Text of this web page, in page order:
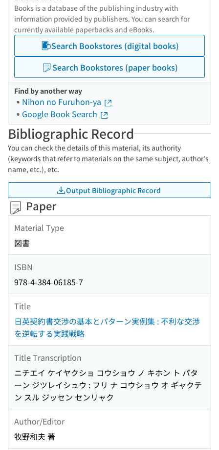
Books is a database of the publishing industry with
information provided by publishers. You can search for
currently available paperbacks and eBooks.
Search Bookstores (digital books)
Search Bookstores (paper books)
Find by another way
Nihon no Furuhon-ya
Google Book Search
Bibliographic Record
You can check the details of this material, its authority
(keywords that refer to materials on the same subject, author's
name, etc.), etc.
Output Bibliographic Record
Paper
Material Type
図書
ISBN
978-4-384-06185-7
Title
日英契約書交渉の基本とパターン実例集 : 不利な交渉
を逆転する実践戦略
Title Transcription
ニチエイ ケイヤクショ コウショウ ノ キホン ト パタ
ーン ジツレイシュウ : フリ ナ コウショウ オ ギャクテ
ン スル ジッセン センリャク
Author/Editor
牧野和夫 著